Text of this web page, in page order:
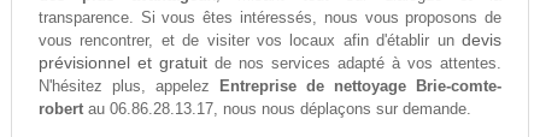
transparence. Si vous êtes intéressés, nous vous proposons de
vous rencontrer, et de visiter vos locaux afin d'établir undevis
prévisionnel et gratuitde nos services adapté à vos attentes.
N'hésitez plus, appelez
Entreprise de nettoyage Brie-comte-
robertau 06.86.28.13.17, nous nous déplaçons sur demande.